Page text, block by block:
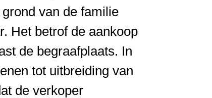
van de familie
Het betrof de aankoop
de begraafplaats. In
tot uitbreiding van
de verkoper